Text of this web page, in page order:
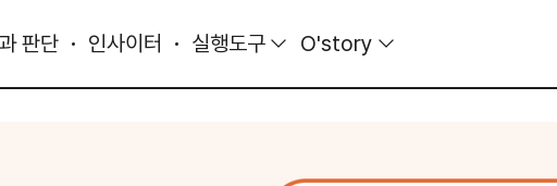
판단 인사이터 실행도구 O'story